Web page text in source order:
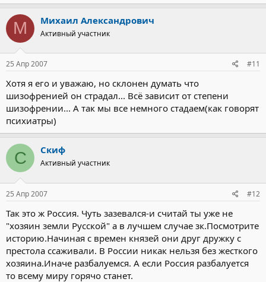
М Михаил Александрович
Активный участник
25 Апр 2007 #11
Хотя я его и уважаю, но склонен думать что
шизофренией он страдал... Всё зависит от степени
шизофрении... А так мы все немного стадаем(как говорят
психиатры)
С Скиф
Активный участник
25 Апр 2007 #12
Так это ж Россия. Чуть зазевался-и считай ты уже не
"хозяин земли Русской" а в лучшем случае зк.Посмотрите
историю.Начиная с времен князей они друг дружку с
престола ссаживали. В России никак нельзя без жесткого
хозяина.Иначе разбалуемся. А если Россия разбалуется
то всему миру горячо станет.